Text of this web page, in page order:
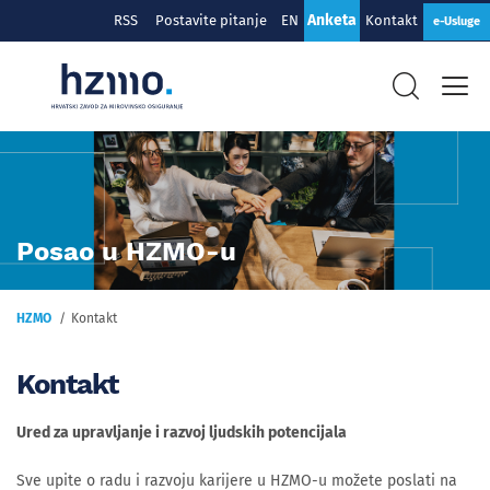
RSS Postavite pitanje EN Anketa Kontakt e-Usluge
Posao u HZMO-u
HZMO Kontakt
Kontakt
Ured za upravljanje i razvoj ljudskih potencijala
Sve upite o radu i razvoju karijere u HZMO-u možete poslati na